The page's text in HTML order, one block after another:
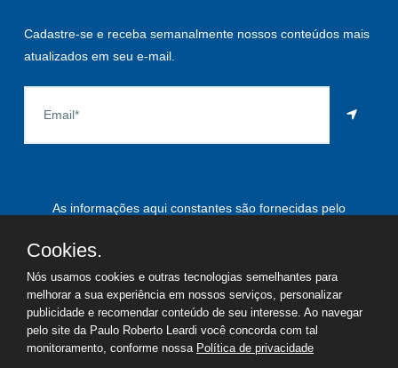
Cadastre-se e receba semanalmente nossos conteúdos mais
atualizados em seu e-mail.
As informações aqui constantes são fornecidas pelo
©2026 Copyright - Paulo Roberto Leardi | Todos os direitos
reservados
Cookies.
Nós usamos cookies e outras tecnologias semelhantes para
melhorar a sua experiência em nossos serviços, personalizar
publicidade e recomendar conteúdo de seu interesse. Ao navegar
pelo site da Paulo Roberto Leardi você concorda com tal
monitoramento, conforme nossa Política de privacidade